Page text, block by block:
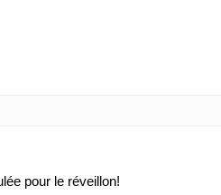
pour le réveillon!